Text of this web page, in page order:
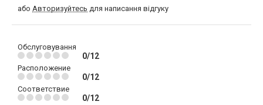
або Авторизуйтесь для написання відгуку
Обслуговування
0/12
Расположение
0/12
Соответствие
0/12